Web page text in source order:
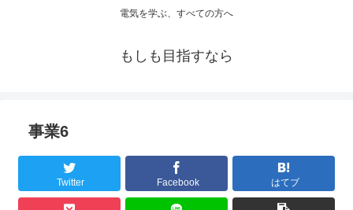
電気を学ぶ、すべての方へ
もしも目指すなら
事業6
Twitter Facebook はてブ